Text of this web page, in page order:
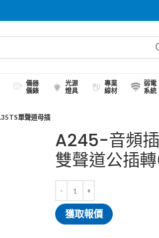
儀器
儀錶
光源
燈具
專業
線材
弱電
系統
單聲道母插
A245-音頻
雙聲道公插
獲取報價